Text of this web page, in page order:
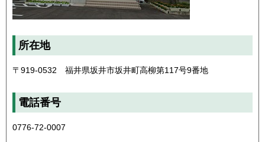
所在地
〒919-0532 福井県坂井市坂井町高柳第117号9番地
電話番号
0776-72-0007